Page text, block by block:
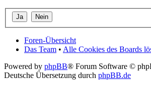
Foren-Übersicht
Das Team • Alle Cookies des Boards
Powered by phpBB® Forum Software ©
Deutsche Übersetzung durch phpBB.de